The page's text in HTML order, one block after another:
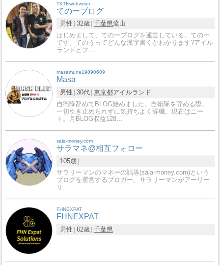
TKTKwebwriter
てのーブログ
男性 32歳 千葉県流山
はじめまして、てのーブログを運営している。てのー
です。てのうってどんな漢字書くかわかります?アイル
ランドとフ…
masamune19890609
Masa
男性 30代 東京都アイルランド
自衛隊辞めてBLOG始めました。自衛隊を辞める際、
一切引き止められずに気持ちよく辞職。現在はニー
ト。月BLOG収益128…
sala-money.com
サラマネ@相互フォロー
105歳
サラリーマンのマネーの話等(sala-money.com)という
ブログを運営するブロガー。サラリーマンがアーリー
リ…
FHNEXPAT
FHNEXPAT
男性 62歳 千葉県